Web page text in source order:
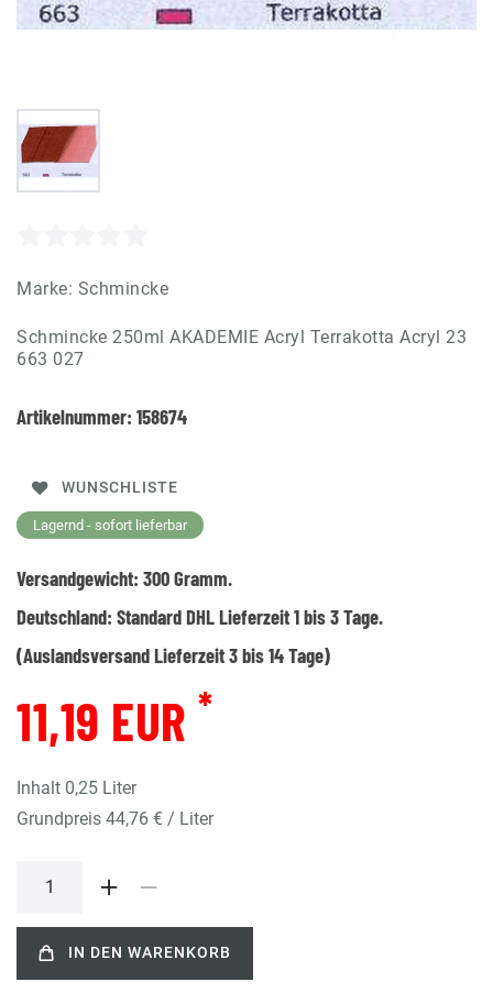
Marke: Schmincke
Schmincke 250ml AKADEMIE Acryl Terrakotta Acryl 23
663 027
Artikelnummer: 158674
WUNSCHLISTE
Lagernd - sofort lieferbar
Versandgewicht: 300Gramm.
Deutschland: Standard DHL Lieferzeit 1 bis 3 Tage.
(Auslandsversand Lieferzeit 3 bis 14 Tage)
11,19 EUR *
Inhalt 0,25 Liter
Grundpreis 44,76 € / Liter
IN DEN WARENKORB